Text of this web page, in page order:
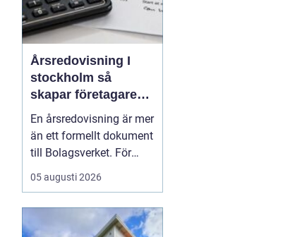
Årsredovisning I
stockholm så
skapar företagare
trygghet och
kontroll
En årsredovisning är mer
än ett formellt dokument
till Bolagsverket. För
många företagare i
Stockholm är den ett
ett underlag för nya
05 augusti 2026